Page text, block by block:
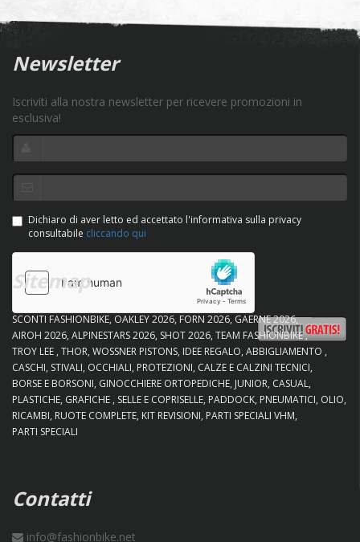
Newsletter
Iscriviti alla nostra newsletter per ricevere promozioni in
esclusiva!
Dichiaro di aver letto ed accettato l'informativa sulla privacy
consultabile cliccando qui
Sitemap
SCONTI FASHIONBIKE OAKLEY 2026 FORN 2026 GAERNE 2026
AIROH 2026 ALPINESTARS 2026 SHOT 2026 TEAM FASHIONBIKE
TROY LEE THOR WOSSNER PISTONS IDEE REGALO ABBIGLIAMENTO
CASCHI STIVALI OCCHIALI PROTEZIONI CALZE E CALZINI TECNICI
BORSE E BORSONI GINOCCHIERE ORTOPEDICHE JUNIOR CASUAL
PLASTICHE GRAFICHE SELLE E COPRISELLE PADDOCK PNEUMATICI OLIO
RICAMBI RUOTE COMPLETE KIT REVISIONI PARTI SPECIALI VHM
PARTI SPECIALI
Contatti
info@fashionbike.net